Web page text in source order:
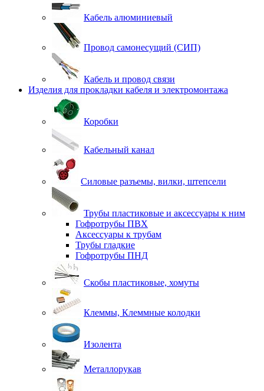
Кабель алюминиевый
Провод самонесущий (СИП)
Кабель и провод связи
Изделия для прокладки кабеля и электромонтажа
Коробки
Кабельный канал
Силовые разъемы, вилки, штепсели
Трубы пластиковые и аксессуары к ним
Гофротрубы ПВХ
Аксессуары к трубам
Трубы гладкие
Гофротрубы ПНД
Скобы пластиковые, хомуты
Клеммы, Клеммные колодки
Изолента
Металлорукав